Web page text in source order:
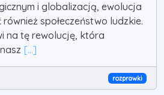
i globalizacją, ewolucja
społeczeństwo ludzkie.
na tę rewolucję, która
[...]
rozprawki